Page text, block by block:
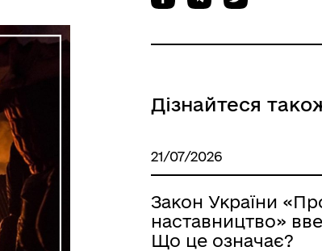
Дізнайтеся
21/07/2026
Закон України
наставництво»
Що це означає?